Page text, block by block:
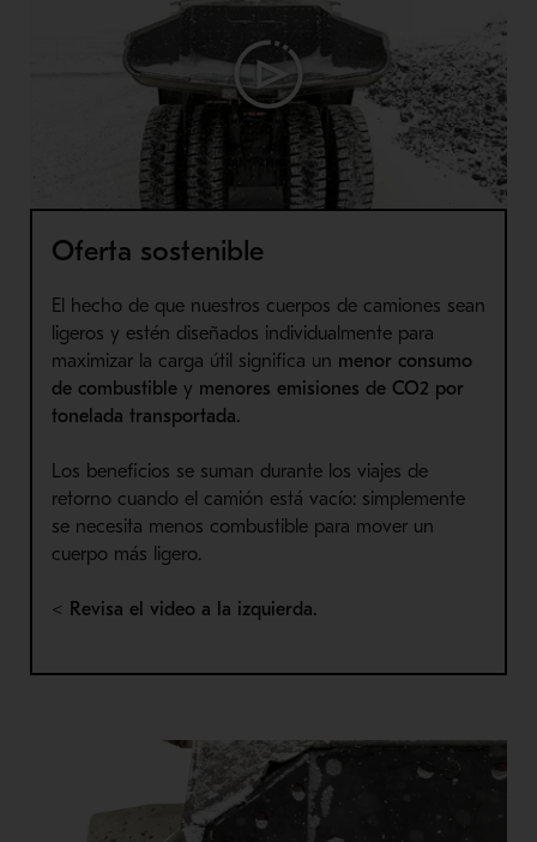
Oferta sostenible
El hecho de que nuestros cuerpos de camiones sean
ligeros y estén diseñados individualmente para
maximizar la carga útil significa un menor consumo
de combustibley menores emisiones de CO2 por
tonelada transportada.
Los beneficios se suman durante los viajes de
retorno cuando el camión está vacío: simplemente
se necesita menos combustible para mover un
cuerpo más ligero.
< Revisa el video a la izquierda.